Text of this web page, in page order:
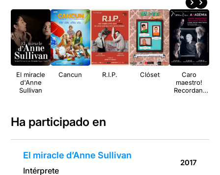
El miracle
d'Anne
Sullivan
Cancun R.I.P. Clóset
Caro
maestro!
Recordant
Ha participado en
El miracle d’Anne Sullivan
Intérprete
2017